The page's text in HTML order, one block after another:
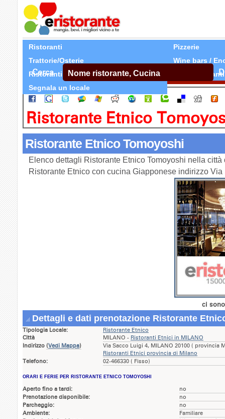
Ristoranti
Pizzerie
Trattorie/Osterie
Wine bars /
Ristoranti Etnici
Tutti Ristoranti
Segnala un locale
Cerca
Ristorante Etnico
Ristorante Etnico Tomoyoshi
Elenco dettagli Ristorante Etnico Tomoyoshi nella città
Ristorante Etnico con cucina Giapponese indirizzo
ci
Dettagli e dati prenotazione Ristorante
Tipologia Locale:
Ristorante Etnico
Città
MILANO - Ristoranti Etnici in MILANO
Indirizzo (Vedi Mappa)
Via Sacco Luigi 4, MILANO 20100 ( provincia
Ristoranti Etnici provincia di Milano
Telefono:
02-466330 ( Fisso)
ORARI E FERIE PER RISTORANTE ETNICO TOMOYOSHI
Aperto fino a tardi:
no
Prenotazione disponibile:
no
Parcheggio:
no
Ambiente:
Familiare